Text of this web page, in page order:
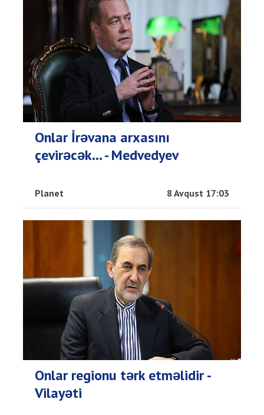
Onlar İrəvana arxasını
çevirəcək... - Medvedyev
Planet 8 Avqust 17:03
Onlar regionu tərk etməlidir -
Vilayəti